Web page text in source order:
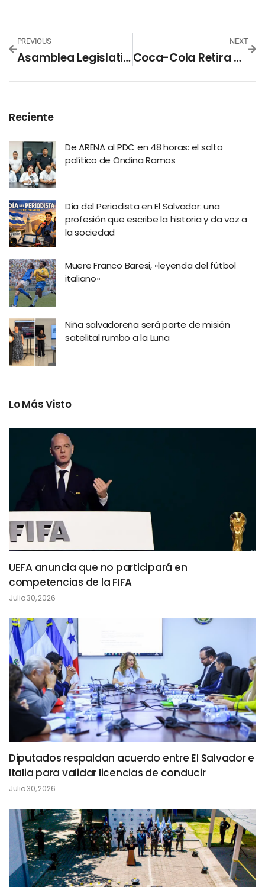
PREVIOUS
Asamblea Legislativa Aprueba Reforma Que Permite Modificar La Constitución En Una Sola Legislatura
NEXT
Coca-Cola Retira Bebidas En Europa Por Presencia De Clorato
Reciente
De ARENA al PDC en 48 horas: el salto
político de Ondina Ramos
Día del Periodista en El Salvador: una
profesión que escribe la historia y da voz a
la sociedad
Muere Franco Baresi, «leyenda del fútbol
italiano»
Niña salvadoreña será parte de misión
satelital rumbo a la Luna
Lo Más Visto
UEFA anuncia que no participará en
competencias de la FIFA
Julio 30, 2026
Diputados respaldan acuerdo entre El Salvador e
Italia para validar licencias de conducir
Julio 30, 2026